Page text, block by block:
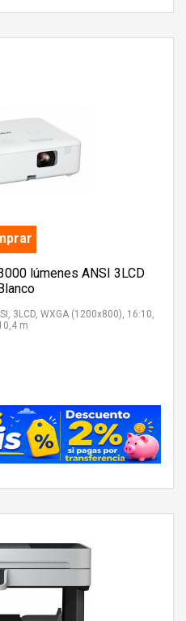
lúmenes ANSI 3LCD
3LCD, WXGA (1200x800), 16:10,
m